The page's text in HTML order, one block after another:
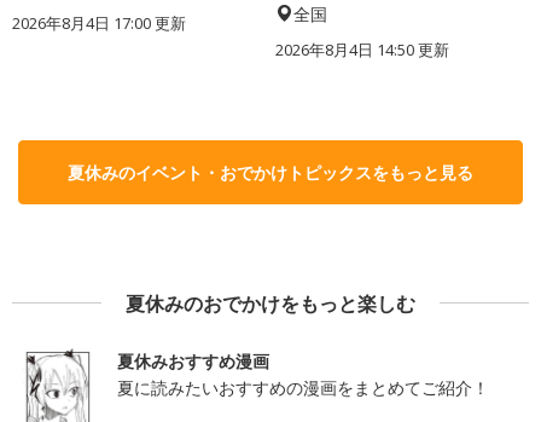
2026年8月4日 17:00更新 全国
2026年8月4日 14:50更新
夏休みのイベント・おでかけトピックスをもっと見る
夏休みのおでかけをもっと楽しむ
夏休みおすすめ漫画
夏に読みたいおすすめの漫画をまとめてご紹介！